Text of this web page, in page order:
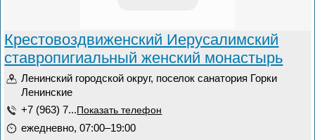
Крестовоздвиженский Иерусалимский
ставропигиальный женский монастырь
Ленинский городской округ, поселок cанатория Горки
Ленинские
+7 (963) 7... Показать телефон
ежедневно, 07:00–19:00